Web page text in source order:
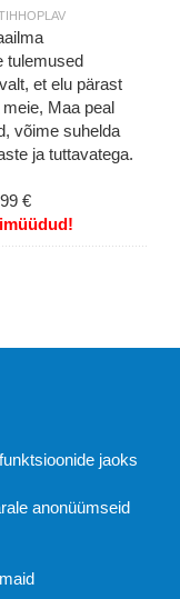
tulemused
et elu pärast
Maa peal
võime suhelda
ja tuttavatega.
€
© 2020
jaoks
anonüümseid